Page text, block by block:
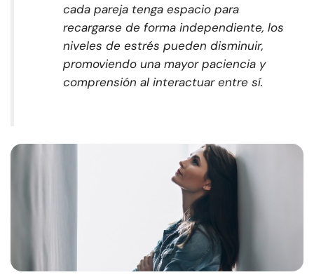
cada pareja tenga espacio para
recargarse de forma independiente, los
niveles de estrés pueden disminuir,
promoviendo una mayor paciencia y
comprensión al interactuar entre sí.